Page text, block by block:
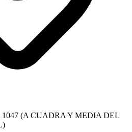
1047 (A CUADRA Y MEDIA DEL